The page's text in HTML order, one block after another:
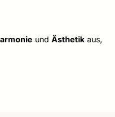
und Ästhetik aus,